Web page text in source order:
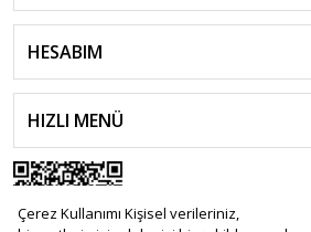
Çerez Kullanımı Kişisel verileriniz,
HESABIM
HIZLI MENÜ